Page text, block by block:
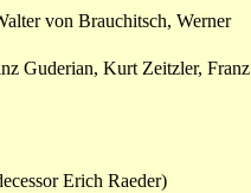
von Brauchitsch, Werner
Guderian, Kurt Zeitzler, Franz
Erich Raeder)